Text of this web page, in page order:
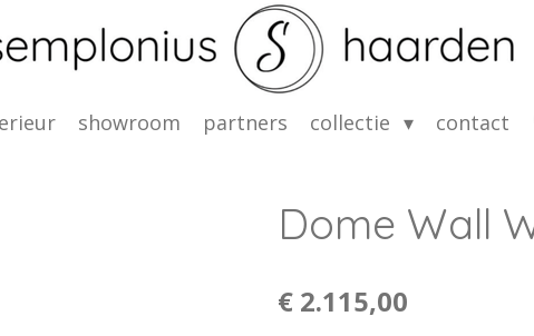
showroom partners collectie contact
Dome Wall
€ 2.115,00